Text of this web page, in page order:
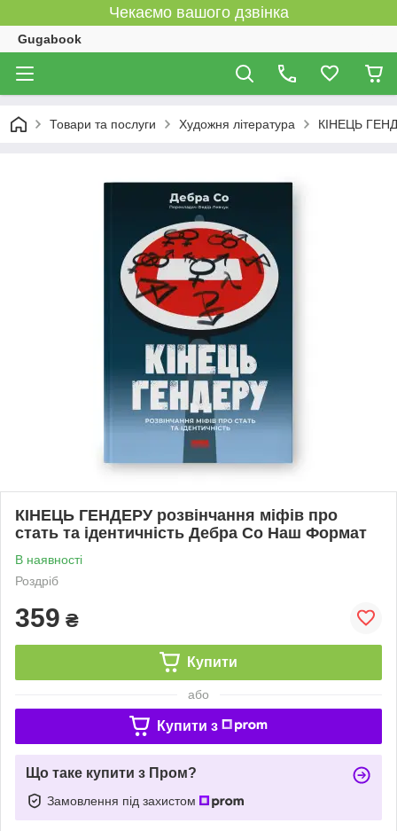
Чекаємо вашого дзвінка
Gugabook
Товари та послуги Художня література КІНЕЦЬ
КІНЕЦЬ ГЕНДЕРУ розвінчання міфів про
стать та ідентичність Дебра Со Наш Формат
В наявності
Роздріб
359 ₴
Купити
або
Купити з
Що таке купити з Пром?
Замовлення під захистом